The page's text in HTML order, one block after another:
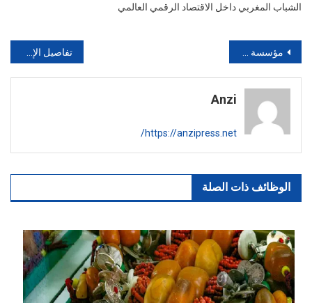
الشباب المغربي داخل الاقتصاد الرقمي العالمي
تصفّح
المقالات
مؤسسة محمد السادس تصرف إعانة عيد الأضحى لفائدة القيمين الدينيين بقيمة 12,5 مليون درهم تفاصيل الإطاحة بـ “بزناس” مبحوث عنه في بونعمان
Anzi
https://anzipress.net/
الوظائف ذات الصلة